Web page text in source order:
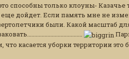
способны только клоуны-
дойдет. Если память мне не
были. Какой масштаб для
касается уборки территории